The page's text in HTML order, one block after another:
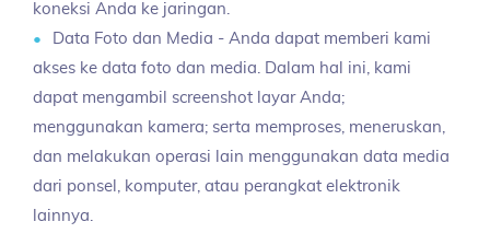
koneksi Anda ke jaringan.
Data Foto dan Media - Anda dapat memberi kami
akses ke data foto dan media. Dalam hal ini, kami
dapat mengambil screenshot layar Anda;
menggunakan kamera; serta memproses, meneruskan,
dan melakukan operasi lain menggunakan data media
dari ponsel, komputer, atau perangkat elektronik
lainnya.